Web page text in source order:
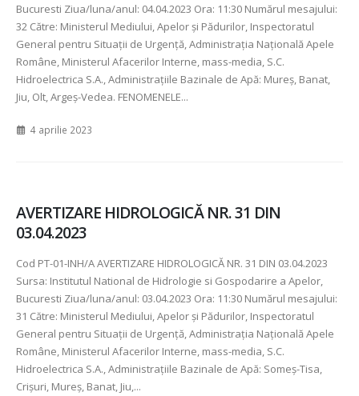
Bucuresti Ziua/luna/anul: 04.04.2023 Ora: 11:30 Numărul mesajului:
32 Către: Ministerul Mediului, Apelor şi Pădurilor, Inspectoratul
General pentru Situaţii de Urgenţă, Administraţia Naţională Apele
Române, Ministerul Afacerilor Interne, mass-media, S.C.
Hidroelectrica S.A., Administraţiile Bazinale de Apă: Mureş, Banat,
Jiu, Olt, Argeş-Vedea. FENOMENELE...
4 aprilie 2023
AVERTIZARE HIDROLOGICĂ NR. 31 DIN
03.04.2023
Cod PT-01-INH/A AVERTIZARE HIDROLOGICĂ NR. 31 DIN 03.04.2023
Sursa: Institutul National de Hidrologie si Gospodarire a Apelor,
Bucuresti Ziua/luna/anul: 03.04.2023 Ora: 11:30 Numărul mesajului:
31 Către: Ministerul Mediului, Apelor şi Pădurilor, Inspectoratul
General pentru Situaţii de Urgenţă, Administraţia Naţională Apele
Române, Ministerul Afacerilor Interne, mass-media, S.C.
Hidroelectrica S.A., Administraţiile Bazinale de Apă: Someş-Tisa,
Crişuri, Mureş, Banat, Jiu,...